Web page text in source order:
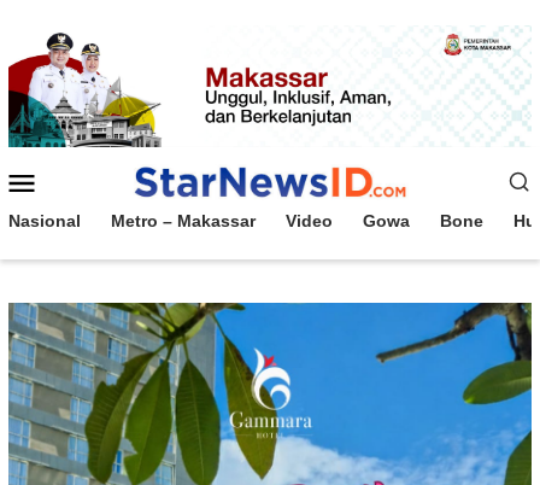
konten
Mobile
Nasional Metro – Makassar Video Gowa Bone